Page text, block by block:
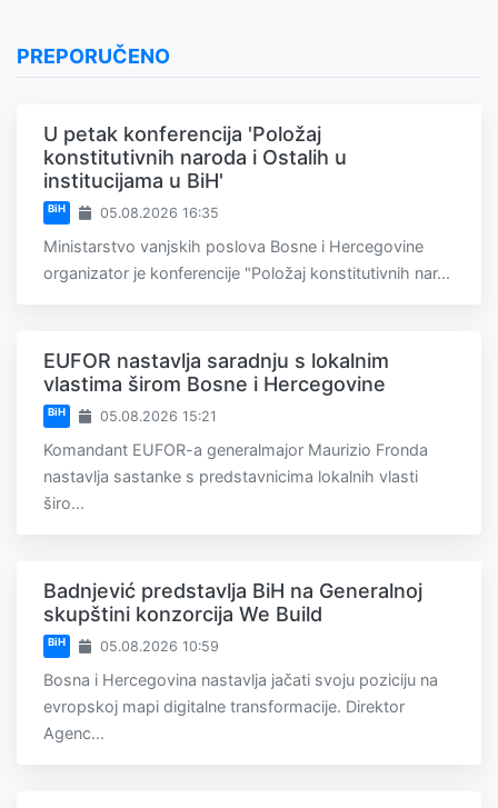
PREPORUČENO
U petak konferencija 'Položaj
konstitutivnih naroda i Ostalih u
institucijama u BiH'
BiH 05.08.2026 16:35
Ministarstvo vanjskih poslova Bosne i Hercegovine
organizator je konferencije "Položaj konstitutivnih nar...
EUFOR nastavlja saradnju s lokalnim
vlastima širom Bosne i Hercegovine
BiH 05.08.2026 15:21
Komandant EUFOR-a generalmajor Maurizio Fronda
nastavlja sastanke s predstavnicima lokalnih vlasti
širo...
Badnjević predstavlja BiH na Generalnoj
skupštini konzorcija We Build
BiH 05.08.2026 10:59
Bosna i Hercegovina nastavlja jačati svoju poziciju na
evropskoj mapi digitalne transformacije. Direktor
Agenc...